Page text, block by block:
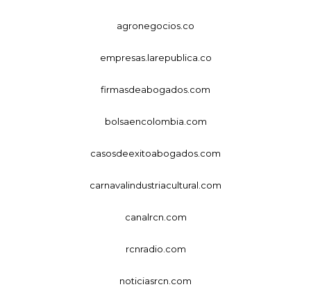
agronegocios.co
empresas.larepublica.co
firmasdeabogados.com
bolsaencolombia.com
casosdeexitoabogados.com
carnavalindustriacultural.com
canalrcn.com
rcnradio.com
noticiasrcn.com